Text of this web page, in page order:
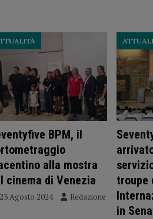
BPM, il
alla mostra
cinema di Venezia
23 Agosto 2024
Redazione
troupe
in